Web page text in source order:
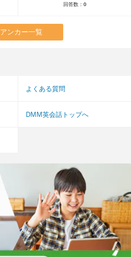
回答数： 0
アンカー一覧
よくある質問
DMM英会話トップへ